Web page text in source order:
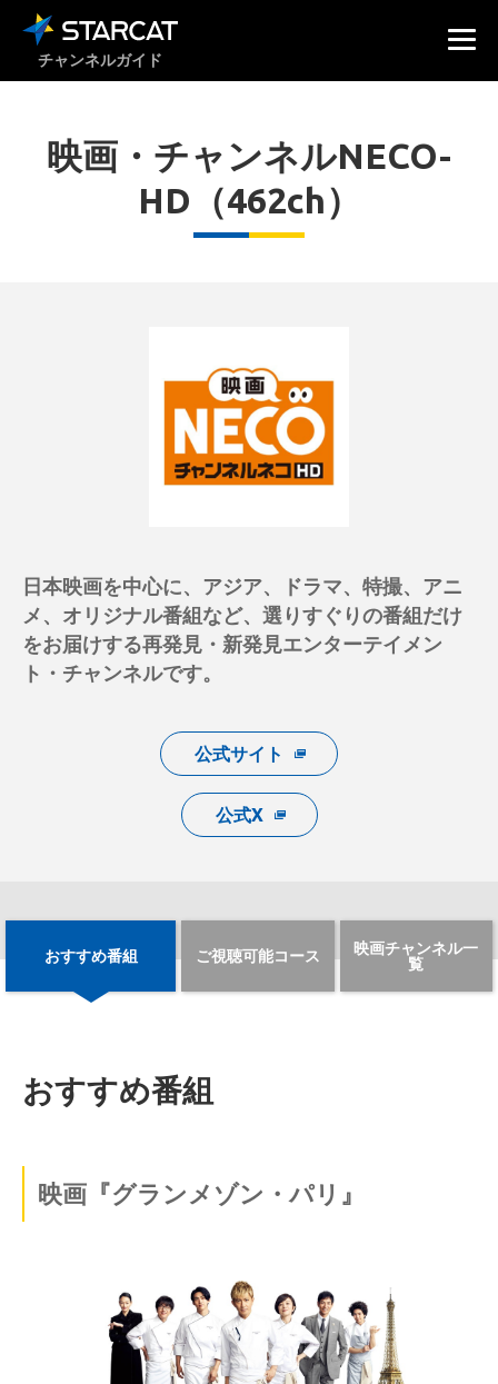
チャンネルガイド
映画・チャンネルNECO-
HD（462ch）
日本映画を中心に、アジア、ドラマ、特撮、アニ
メ、オリジナル番組など、選りすぐりの番組だけ
をお届けする再発見・新発見エンターテイメン
ト・チャンネルです。
公式サイト
公式X
おすすめ番組 ご視聴可能コース
映画チャンネル一
覧
おすすめ番組
映画『グランメゾン・パリ』